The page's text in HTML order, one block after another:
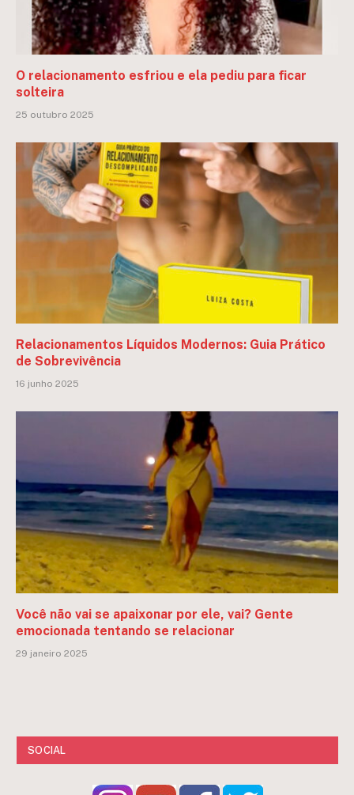
O relacionamento esfriou e ela pediu para ficar
solteira
25 outubro 2025
Relacionamentos Líquidos Modernos: Guia Prático
de Sobrevivência
16 junho 2025
Você não vai se apaixonar por ele, vai? Gente
emocionada tentando se relacionar
29 janeiro 2025
SOCIAL